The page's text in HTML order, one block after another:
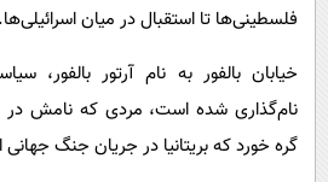
فلسطینی‌ها تا استقبال در میان اسرائیلی‌ها.
خیابان بالفور به نام آرتور بالفور،
نام‌گذاری شده است، مردی که نامش در
گره خورد که بریتانیا در جریان جنگ جهانی